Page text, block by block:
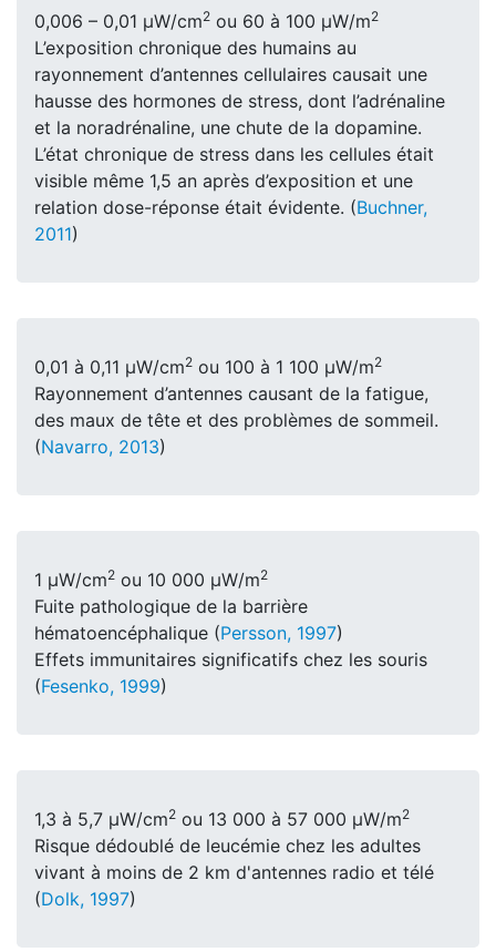
0,006 – 0,01 μW/cm2 ou 60 à 100 μW/m2
L’exposition chronique des humains au
rayonnement d’antennes cellulaires causait une
hausse des hormones de stress, dont l’adrénaline
et la noradrénaline, une chute de la dopamine.
L’état chronique de stress dans les cellules était
visible même 1,5 an après d’exposition et une
relation dose-réponse était évidente. (Buchner,
2011)
0,01 à 0,11 μW/cm2 ou 100 à 1 100 μW/m2
Rayonnement d’antennes causant de la fatigue,
des maux de tête et des problèmes de sommeil.
(Navarro, 2013)
1 μW/cm2 ou 10 000 μW/m2
Fuite pathologique de la barrière
hématoencéphalique (Persson, 1997)
Effets immunitaires significatifs chez les souris
(Fesenko, 1999)
1,3 à 5,7 μW/cm2 ou 13 000 à 57 000 μW/m2
Risque dédoublé de leucémie chez les adultes
vivant à moins de 2 km d'antennes radio et télé
(Dolk, 1997)